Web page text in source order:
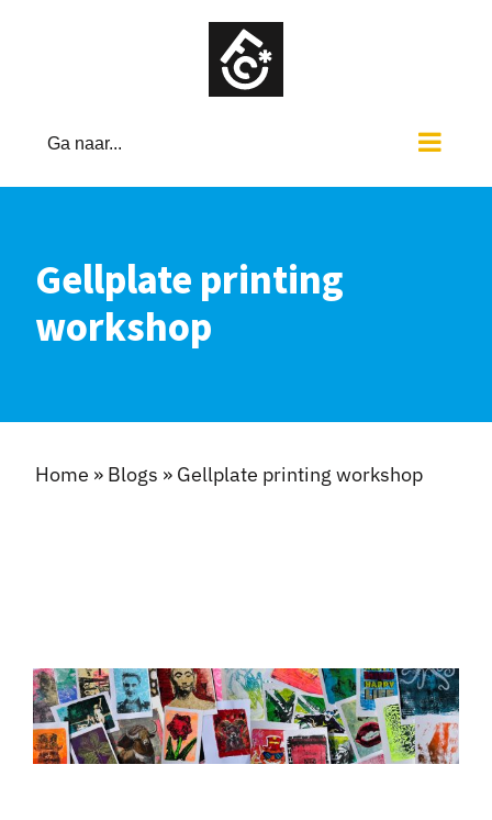
Ga naar...
Gellplate printing
workshop
Home » Blogs » Gellplate printing workshop